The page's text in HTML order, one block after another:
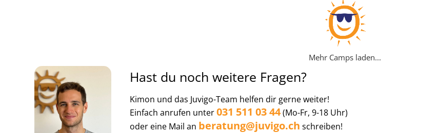
Mehr Camps laden...
Hast du noch weitere Fragen?
Kimon und das Juvigo-Team helfen dir gerne weiter!
Einfach anrufen unter031 511 03 44(Mo-Fr, 9-18 Uhr)
oder eine Mail an beratung@juvigo.ch schreiben!